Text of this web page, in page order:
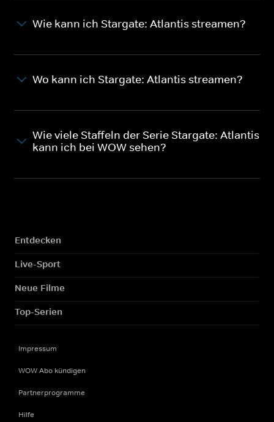
Wie kann ich Stargate: Atlantis streamen?
Wo kann ich Stargate: Atlantis streamen?
Wie viele Staffeln der Serie Stargate: Atlantis
kann ich bei WOW sehen?
Entdecken
Live-Sport
Neue Filme
Top-Serien
Impressum
WOW Abo kündigen
Partnerprogramme
Hilfe